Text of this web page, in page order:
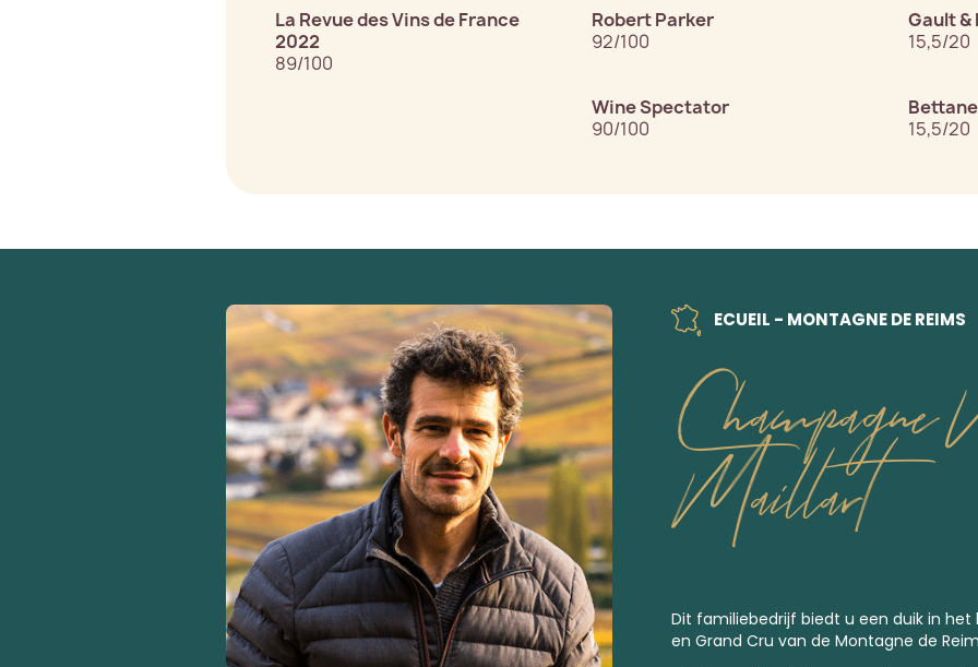
La Revue des Vins de France
2022
89/100
Robert Parker
92/100
Gault &
15,5/20
Wine Spectator
90/100
15,5/20
ECUEIL - MONTAGNE DE REIMS
Maillart
Dit familiebedrijf biedt u een duik in het
en Grand Cru van de Montagne de